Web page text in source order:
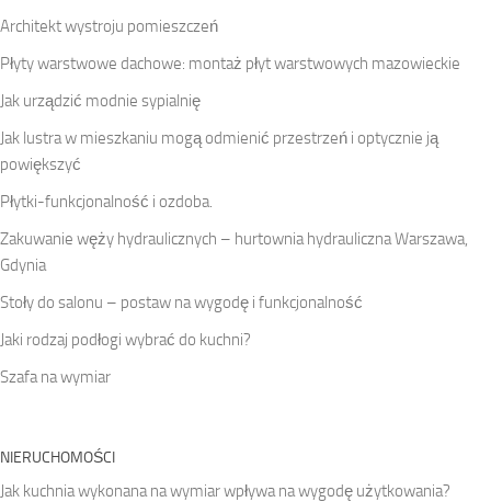
Architekt wystroju pomieszczeń
Płyty warstwowe dachowe: montaż płyt warstwowych mazowieckie
Jak urządzić modnie sypialnię
Jak lustra w mieszkaniu mogą odmienić przestrzeń i optycznie ją
powiększyć
Płytki-funkcjonalność i ozdoba.
Zakuwanie węży hydraulicznych – hurtownia hydrauliczna Warszawa,
Gdynia
Stoły do salonu – postaw na wygodę i funkcjonalność
Jaki rodzaj podłogi wybrać do kuchni?
Szafa na wymiar
NIERUCHOMOŚCI
Jak kuchnia wykonana na wymiar wpływa na wygodę użytkowania?